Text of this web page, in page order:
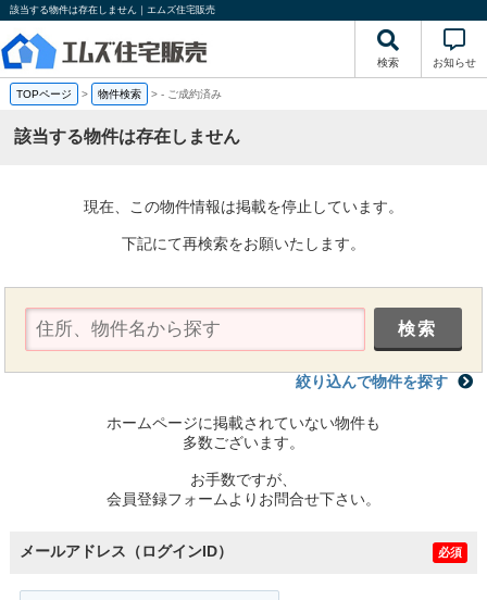
該当する物件は存在しません｜エムズ住宅販売
検索 お知らせ
TOPページ > 物件検索 >- ご成約済み
該当する物件は存在しません
現在、この物件情報は掲載を停止しています。
下記にて再検索をお願いたします。
絞り込んで物件を探す
ホームページに掲載されていない物件も
多数ございます。
お手数ですが、
会員登録フォームよりお問合せ下さい。
メールアドレス（ログインID） 必須